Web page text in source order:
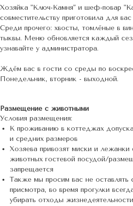
Хозяйка "Ключ-Камня" и шеф-повар
совместительству приготовила для
Среди прочего: хвосты, томлёные в
тыквы. Меню обновляется каждый
узнавайте у администратора.
Ждём вас в гости со среды по
Понедельник, вторник - выходной.
Размещение с животными
Условия размещения:
К проживанию в коттеджах
и средних размеров
Хозяева привозят миски и
животных гостевой посудой/
запрещается
Также мы просим вас не оставлять
присмотра, во время прогулки
убирать отходы